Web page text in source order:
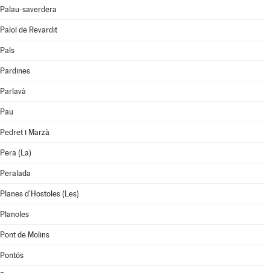
Palau-saverdera
Palol de Revardit
Pals
Pardines
Parlavà
Pau
Pedret i Marzà
Pera (La)
Peralada
Planes d'Hostoles (Les)
Planoles
Pont de Molins
Pontós